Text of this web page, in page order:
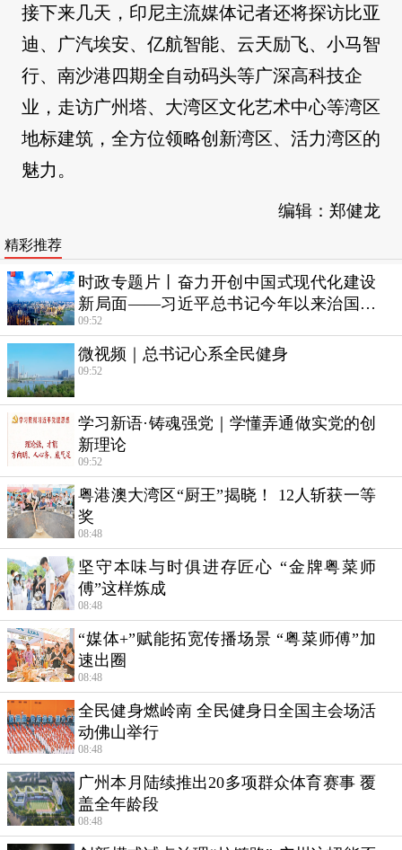
接下来几天，印尼主流媒体记者还将探访比亚
迪、广汽埃安、亿航智能、云天励飞、小马智
行、南沙港四期全自动码头等广深高科技企
业，走访广州塔、大湾区文化艺术中心等湾区
地标建筑，全方位领略创新湾区、活力湾区的
魅力。
编辑：郑健龙
精彩推荐